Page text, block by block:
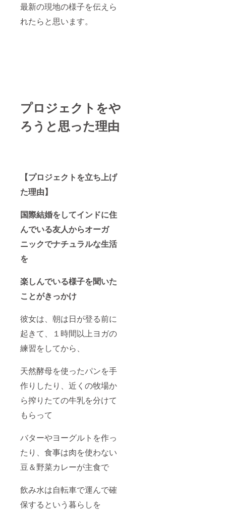
最新の現地の様子を伝えら
れたらと思います。
プロジェクトをや
ろうと思った理由
【プロジェクトを立ち上げ
た理由】
国際結婚をしてインドに住
んでいる友人からオーガ
ニックでナチュラルな生活
を
楽しんでいる様子を聞いた
ことがきっかけ
彼女は、朝は日が登る前に
起きて、１時間以上ヨガの
練習をしてから、
天然酵母を使ったパンを手
作りしたり、近くの牧場か
ら搾りたての牛乳を分けて
もらって
バターやヨーグルトを作っ
たり、食事は肉を使わない
豆＆野菜カレーが主食で
飲み水は自転車で運んで確
保するという暮らしを